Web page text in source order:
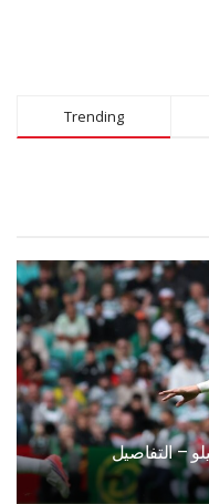
Trending
– التفاصيل